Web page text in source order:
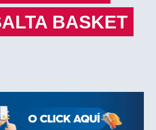
BASKET